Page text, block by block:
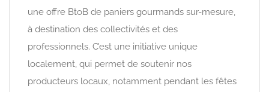
une offre BtoB de paniers gourmands sur-mesure,
à destination des collectivités et des
professionnels. C’est une initiative unique
localement, qui permet de soutenir nos
producteurs locaux, notamment pendant les fêtes